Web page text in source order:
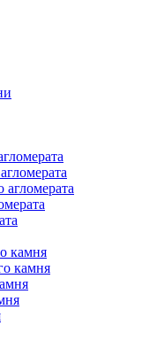
агломерата
камня
камня